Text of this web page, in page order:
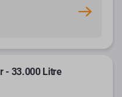
- 33.000 Litre